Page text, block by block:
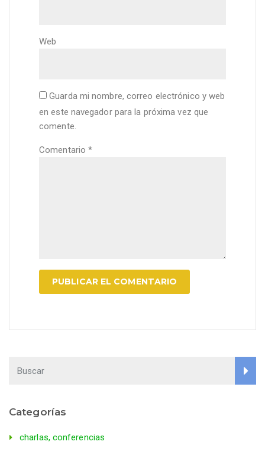
Web
Guarda mi nombre, correo electrónico y web
en este navegador para la próxima vez que
comente.
Comentario*
Categorías
charlas, conferencias